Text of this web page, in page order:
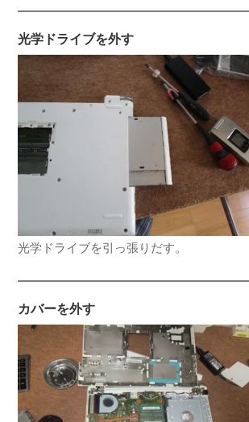
光学ドライブを外す
光学ドライブを引っ張りだす。
カバーを外す